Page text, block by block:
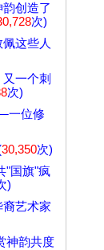
创造了
次)
这些人
一个刺
次)
一位修
30,350次)
"国旗"疯
)
艺术家
神韵共度